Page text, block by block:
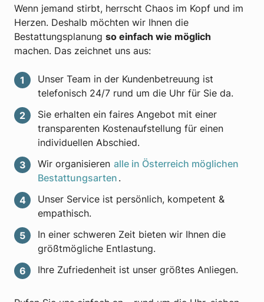
Wenn jemand stirbt, herrscht Chaos im Kopf und im
Herzen. Deshalb möchten wir Ihnen die
Bestattungsplanung so einfach wie möglich
machen. Das zeichnet uns aus:
Unser Team in der Kundenbetreuung ist
telefonisch 24/7 rund um die Uhr für Sie da.
Sie erhalten ein faires Angebot mit einer
transparenten Kostenaufstellung für einen
individuellen Abschied.
Wir organisieren alle in Österreich möglichen
Bestattungsarten .
Unser Service ist persönlich, kompetent &
empathisch.
In einer schweren Zeit bieten wir Ihnen die
größtmögliche Entlastung.
Ihre Zufriedenheit ist unser größtes Anliegen.